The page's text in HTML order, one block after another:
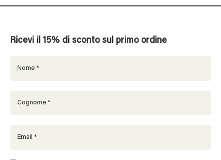
Ricevi il 15% di sconto sul primo ordine